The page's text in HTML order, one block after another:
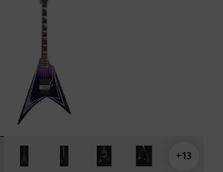
+13